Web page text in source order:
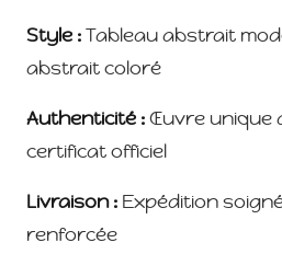
Style :Tableau abstrait
abstrait coloré
Authenticité :Œuvre unique
certificat officiel
Livraison : Expédition
renforcée